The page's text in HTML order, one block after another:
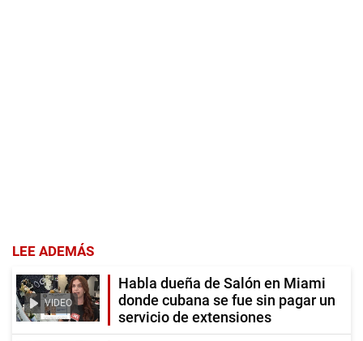
LEE ADEMÁS
VIDEO
Habla dueña de Salón en Miami
donde cubana se fue sin pagar un
servicio de extensiones